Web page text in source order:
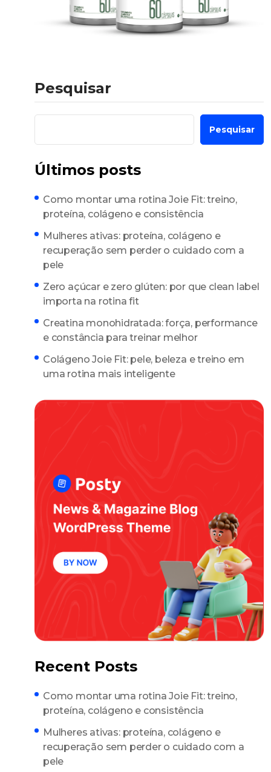
Pesquisar
Pesquisar
Últimos posts
Como montar uma rotina Joie Fit: treino,
proteína, colágeno e consistência
Mulheres ativas: proteína, colágeno e
recuperação sem perder o cuidado com a
pele
Zero açúcar e zero glúten: por que clean label
importa na rotina fit
Creatina monohidratada: força, performance
e constância para treinar melhor
Colágeno Joie Fit: pele, beleza e treino em
uma rotina mais inteligente
Recent Posts
Como montar uma rotina Joie Fit: treino,
proteína, colágeno e consistência
Mulheres ativas: proteína, colágeno e
recuperação sem perder o cuidado com a
pele